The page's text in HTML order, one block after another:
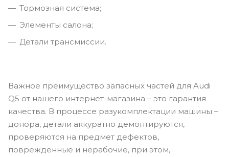
Тормозная система;
Элементы салона;
Детали трансмиссии.
Важное преимущество запасных частей для Audi
Q5 от нашего интернет-магазина – это гарантия
качества. В процессе разукомплектации машины –
донора, детали аккуратно демонтируются,
проверяются на предмет дефектов,
поврежденные и нерабочие, при этом,